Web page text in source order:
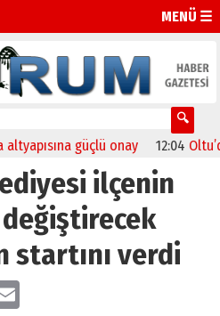
MENÜ ☰
güçlü onay 12:04 Oltu’da
ilçenin
startını verdi
Email